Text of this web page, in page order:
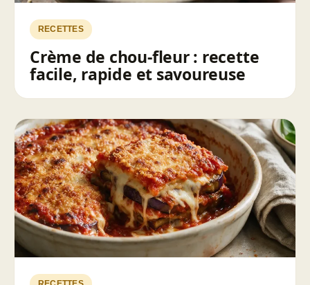
RECETTES
Crème de chou-fleur : recette
facile, rapide et savoureuse